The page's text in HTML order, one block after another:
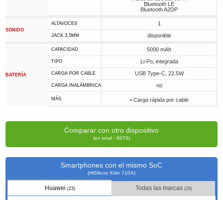
Bluetooth LE
Bluetooth A2DP
SONIDO
ALTAVOCES 1
JACK 3,5MM disponible
BATERÍA
CAPACIDAD 5000 mAh
TIPO Li-Po, integrada
CARGA POR CABLE USB Type-C, 22.5W
CARGA INALÁMBRICA no
MÁS • Carga rápida por cable
Comparar con otro dispositivo
(en total - 6070)
Smartphones con el mismo SoC
(HiSilicon Kirin 710A)
Huawei (23) Todas las marcas (28)